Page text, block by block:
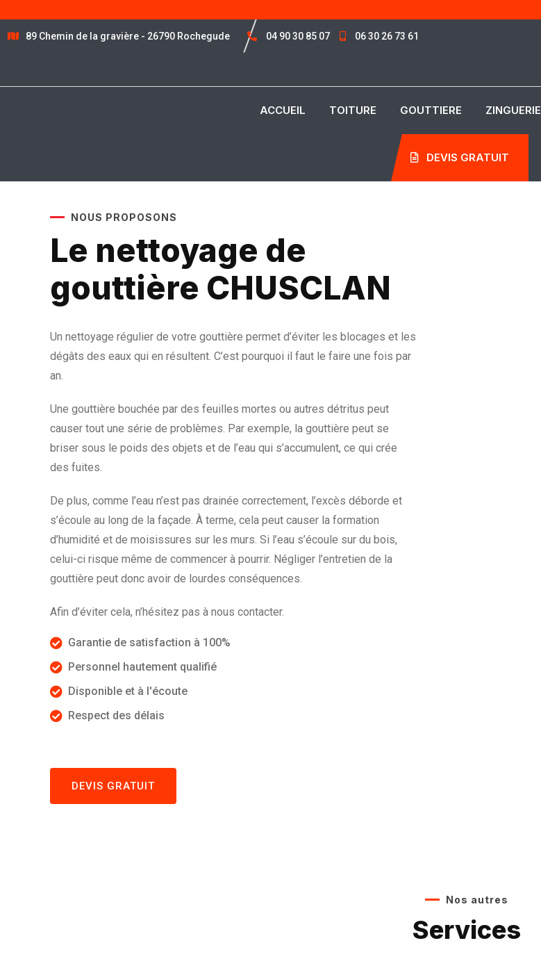
89 Chemin de la gravière - 26790 Rochegude 04 90 30 85 07 06 30 26 73 61
ACCUEIL TOITURE GOUTTIERE ZINGUERIE
DEVIS GRATUIT
NOUS PROPOSONS
Le nettoyage de
gouttière CHUSCLAN
Un nettoyage régulier de votre gouttière permet d’éviter les blocages et les
dégâts des eaux qui en résultent. C’est pourquoi il faut le faire une fois par
an.
Une gouttière bouchée par des feuilles mortes ou autres détritus peut
causer tout une série de problèmes. Par exemple, la gouttière peut se
briser sous le poids des objets et de l’eau qui s’accumulent, ce qui crée
des fuites.
De plus, comme l’eau n’est pas drainée correctement, l’excès déborde et
s’écoule au long de la façade. À terme, cela peut causer la formation
d’humidité et de moisissures sur les murs. Si l’eau s’écoule sur du bois,
celui-ci risque même de commencer à pourrir. Négliger l’entretien de la
gouttière peut donc avoir de lourdes conséquences.
Afin d’éviter cela, n’hésitez pas à nous contacter.
Garantie de satisfaction à 100%
Personnel hautement qualifié
Disponible et à l'écoute
Respect des délais
DEVIS GRATUIT
Nos autres
Services